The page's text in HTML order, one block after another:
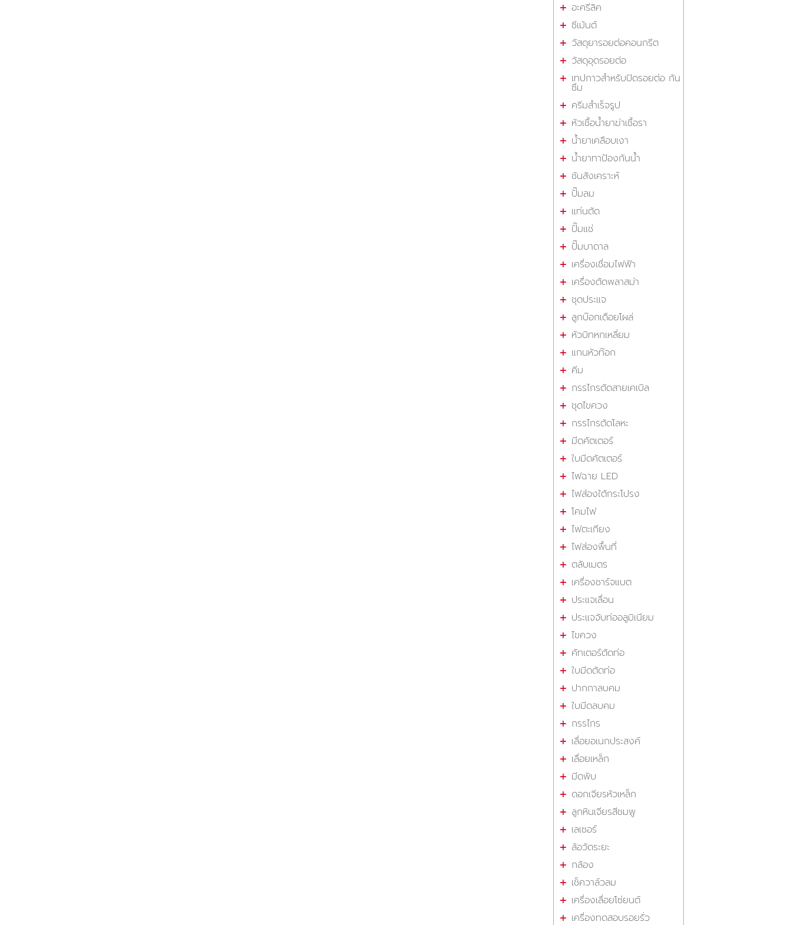
อะครีลิค
ซีเม้นต์
วัสดุยารอยต่อคอนกรีต
วัสดุอุดรอยต่อ
เทปกาวสำหรับปิดรอยต่อ กัน
ซึม
ครีมสำเร็จรูป
หัวเชื้อน้ำยาฆ่าเชื้อรา
น้ำยาเคลือบเงา
น้ำยาทาป้องกันน้ำ
ชันสังเคราะห์
ปั๊มลม
แท่นตัด
ปั๊มแช่
ปั๊มบาดาล
เครื่องเชื่อมไฟฟ้า
เครื่องตัดพลาสม่า
ชุดประแจ
ลูกบ๊อกเดือยโผล่
หัวบิทหกเหลี่ยม
แกนหัวท๊อก
คีม
กรรไกรตัดสายเคเบิล
ชุดไขควง
กรรไกรตัดโลหะ
มีดคัตเตอร์
ใบมีดคัตเตอร์
ไฟฉาย LED
ไฟส่องใต้กระโปรง
โคมไฟ
ไฟตะเกียง
ไฟส่องพื้นที่
ตลับเมตร
เครื่องชาร์จแบต
ประแจเลื่อน
ประแจจับท่ออลูมิเนียม
ไขควง
คัทเตอร์ตัดท่อ
ใบมีดตัดท่อ
ปากกาลบคม
ใบมีดลบคม
กรรไกร
เลื่อยอเนกประสงค์
เลื่อยเหล็ก
มีดพับ
ดอกเจียรหัวเหล็ก
ลูกหินเจียรสีชมพู
เลเซอร์
ล้อวัดระยะ
กล้อง
เช็ควาล์วลม
เครื่องเลื่อยโซ่ยนต์
เครื่องทดสอบรอยรั่ว